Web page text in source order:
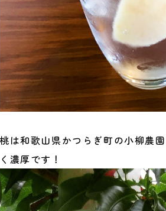
桃は和歌山県かつらぎ町の小柳農
く濃厚です！